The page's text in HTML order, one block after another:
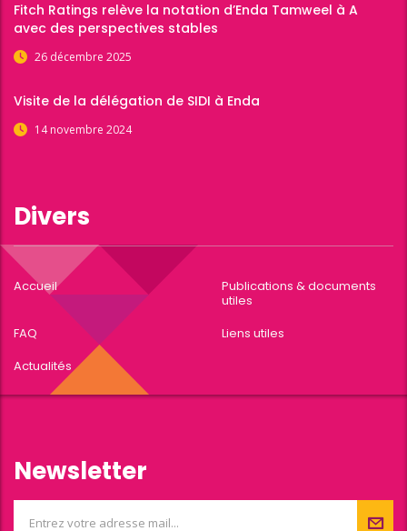
Fitch Ratings relève la notation d’Enda Tamweel à A
avec des perspectives stables
26 décembre 2025
Visite de la délégation de SIDI à Enda
14 novembre 2024
Divers
Accueil
Publications & documents
utiles
FAQ
Liens utiles
Actualités
Newsletter